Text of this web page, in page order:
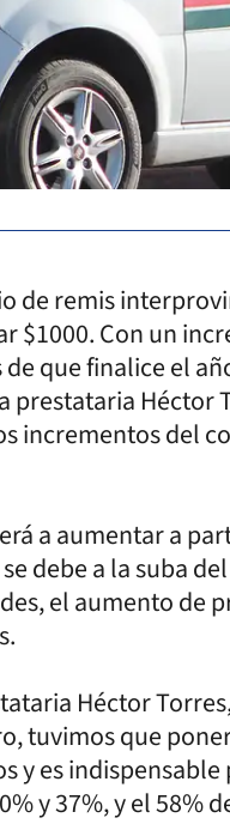
de remis
$1000. Con un
que finalice el
prestataria Héctor
incrementos del
a aumentar a
debe a la suba
el aumento de
Héctor
tuvimos que
y es
y 37%, y el 58%